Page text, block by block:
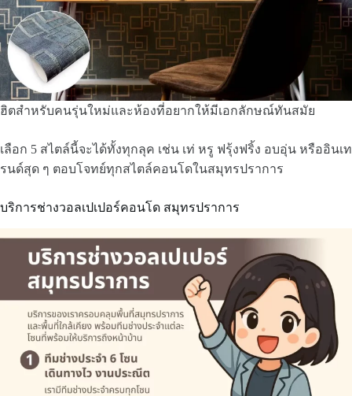
ฮิตสำหรับคนรุ่นใหม่และห้องที่อยากให้มีเอกลักษณ์ทันสมัย
เลือก 5 สไตล์นี้จะได้ทั้งทุกลุค เช่น เท่ หรู ฟรุ้งฟริ้ง อบอุ่น หรืออินเท
รนด์สุด ๆ ตอบโจทย์ทุกสไตล์คอนโดในสมุทรปราการ
บริการช่างวอลเปเปอร์คอนโด สมุทรปราการ